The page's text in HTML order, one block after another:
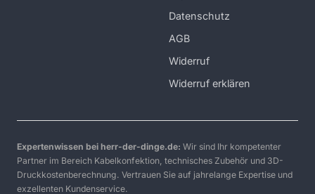
Datenschutz
AGB
Widerruf
Widerruf erklären
Expertenwissen bei herr-der-dinge.de: Wir sind Ihr kompetenter
Partner im Bereich Kabelkonfektion, technisches Zubehör und 3D-
Druckkostenberechnung. Vertrauen Sie auf jahrelange Expertise und
exzellenten Kundenservice.